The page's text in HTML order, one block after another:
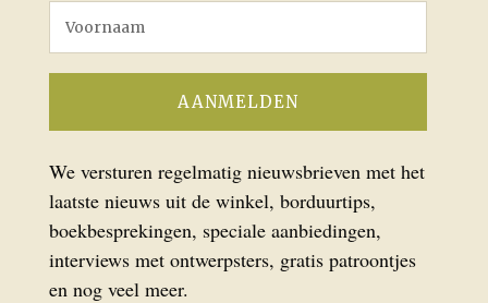
We versturen regelmatig nieuwsbrieven met het
laatste nieuws uit de winkel, borduurtips,
boekbesprekingen, speciale aanbiedingen,
interviews met ontwerpsters, gratis patroontjes
en nog veel meer.